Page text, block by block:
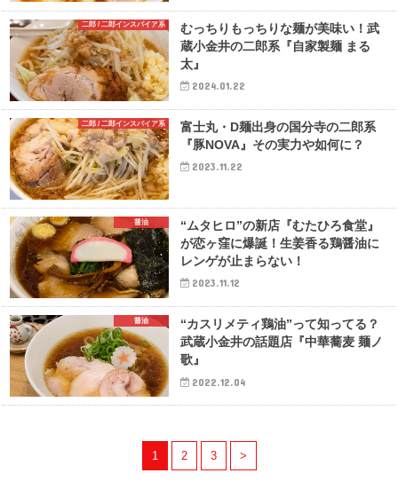
二郎 / 二郎インスパイア系
むっちりもっちりな麺が美味い！武
蔵小金井の二郎系『自家製麺 まる
太』
2024.01.22
二郎 / 二郎インスパイア系
富士丸・D麺出身の国分寺の二郎系
『豚NOVA』その実力や如何に？
2023.11.22
醤油
“ムタヒロ”の新店『むたひろ食堂』
が恋ヶ窪に爆誕！生姜香る鶏醤油に
レンゲが止まらない！
2023.11.12
醤油
“カスリメティ鶏油”って知ってる？
武蔵小金井の話題店『中華蕎麦 麺ノ
歌』
2022.12.04
1 2 3 >